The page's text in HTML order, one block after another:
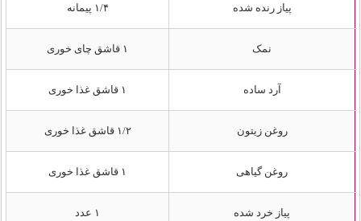
پیاز رنده شده ۱/۴ پیمانه
نمک ۱ قاشق چای‌ خوری
آرد ساده ۱ قاشق غذا خوری
روغن زیتون ۱/۲ قاشق غذا خوری
روغن گیاهی ۱ قاشق غذا خوری
پیاز خرد شده ۱ عدد